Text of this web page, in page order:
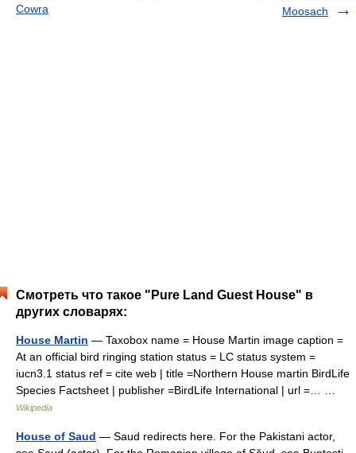
Cowra
Moosach
Смотреть что такое "Pure Land Guest House" в
других словарях:
House Martin — Taxobox name = House Martin image caption =
At an official bird ringing station status = LC status system =
iucn3.1 status ref = cite web | title =Northern House martin BirdLife
Species Factsheet | publisher =BirdLife International | url =… …
Wikipedia
House of Saud — Saud redirects here. For the Pakistani actor,